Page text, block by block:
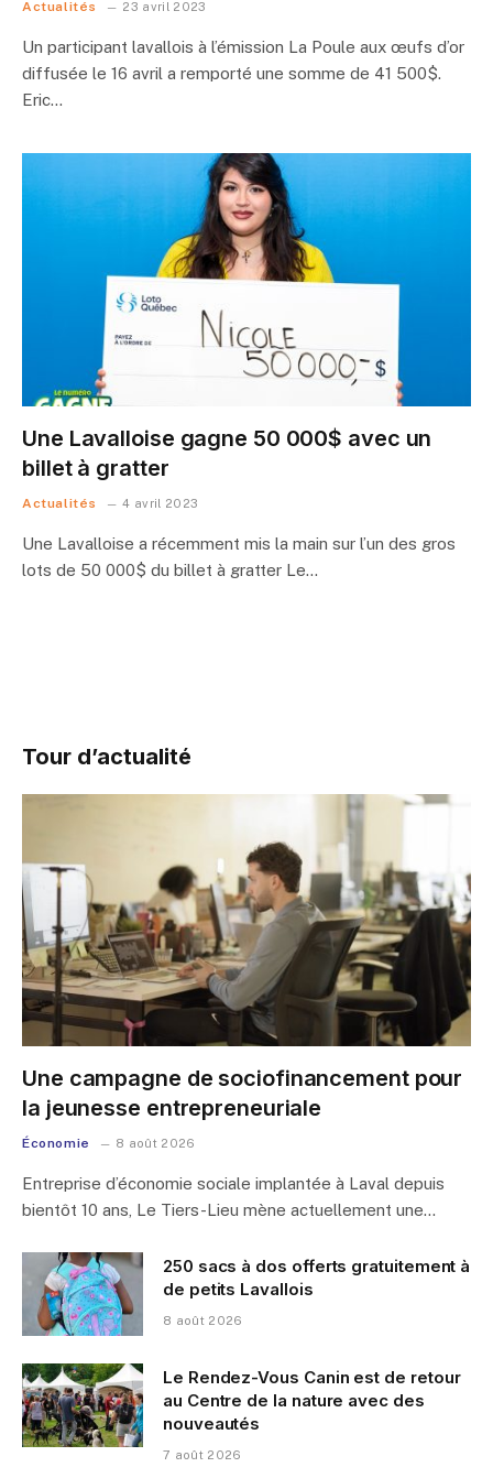
Actualités 23 avril 2023
Un participant lavallois à l’émission La Poule aux œufs d’or
diffusée le 16 avril a remporté une somme de 41 500$.
Eric…
Une Lavalloise gagne 50 000$ avec un
billet à gratter
Actualités 4 avril 2023
Une Lavalloise a récemment mis la main sur l’un des gros
lots de 50 000$ du billet à gratter Le…
Tour d’actualité
Une campagne de sociofinancement pour
la jeunesse entrepreneuriale
Économie 8 août 2026
Entreprise d’économie sociale implantée à Laval depuis
bientôt 10 ans, Le Tiers-Lieu mène actuellement une…
250 sacs à dos offerts gratuitement à
de petits Lavallois
8 août 2026
Le Rendez-Vous Canin est de retour
au Centre de la nature avec des
nouveautés
7 août 2026